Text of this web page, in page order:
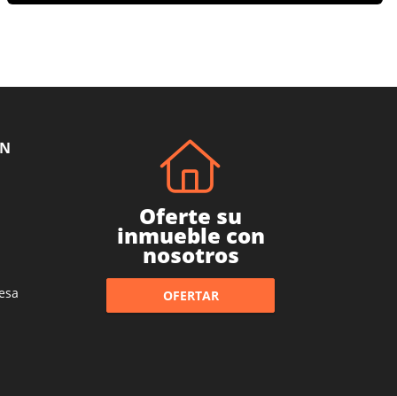
Oferte su
inmueble con
nosotros
OFERTAR